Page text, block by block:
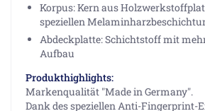
Korpus: Kern aus
speziellen
Abdeckplatte: Schichtstoff mit
Aufbau
Produkthighlights:
Markenqualität "Made in Germany".
Dank des speziellen Anti-Fingerprint-